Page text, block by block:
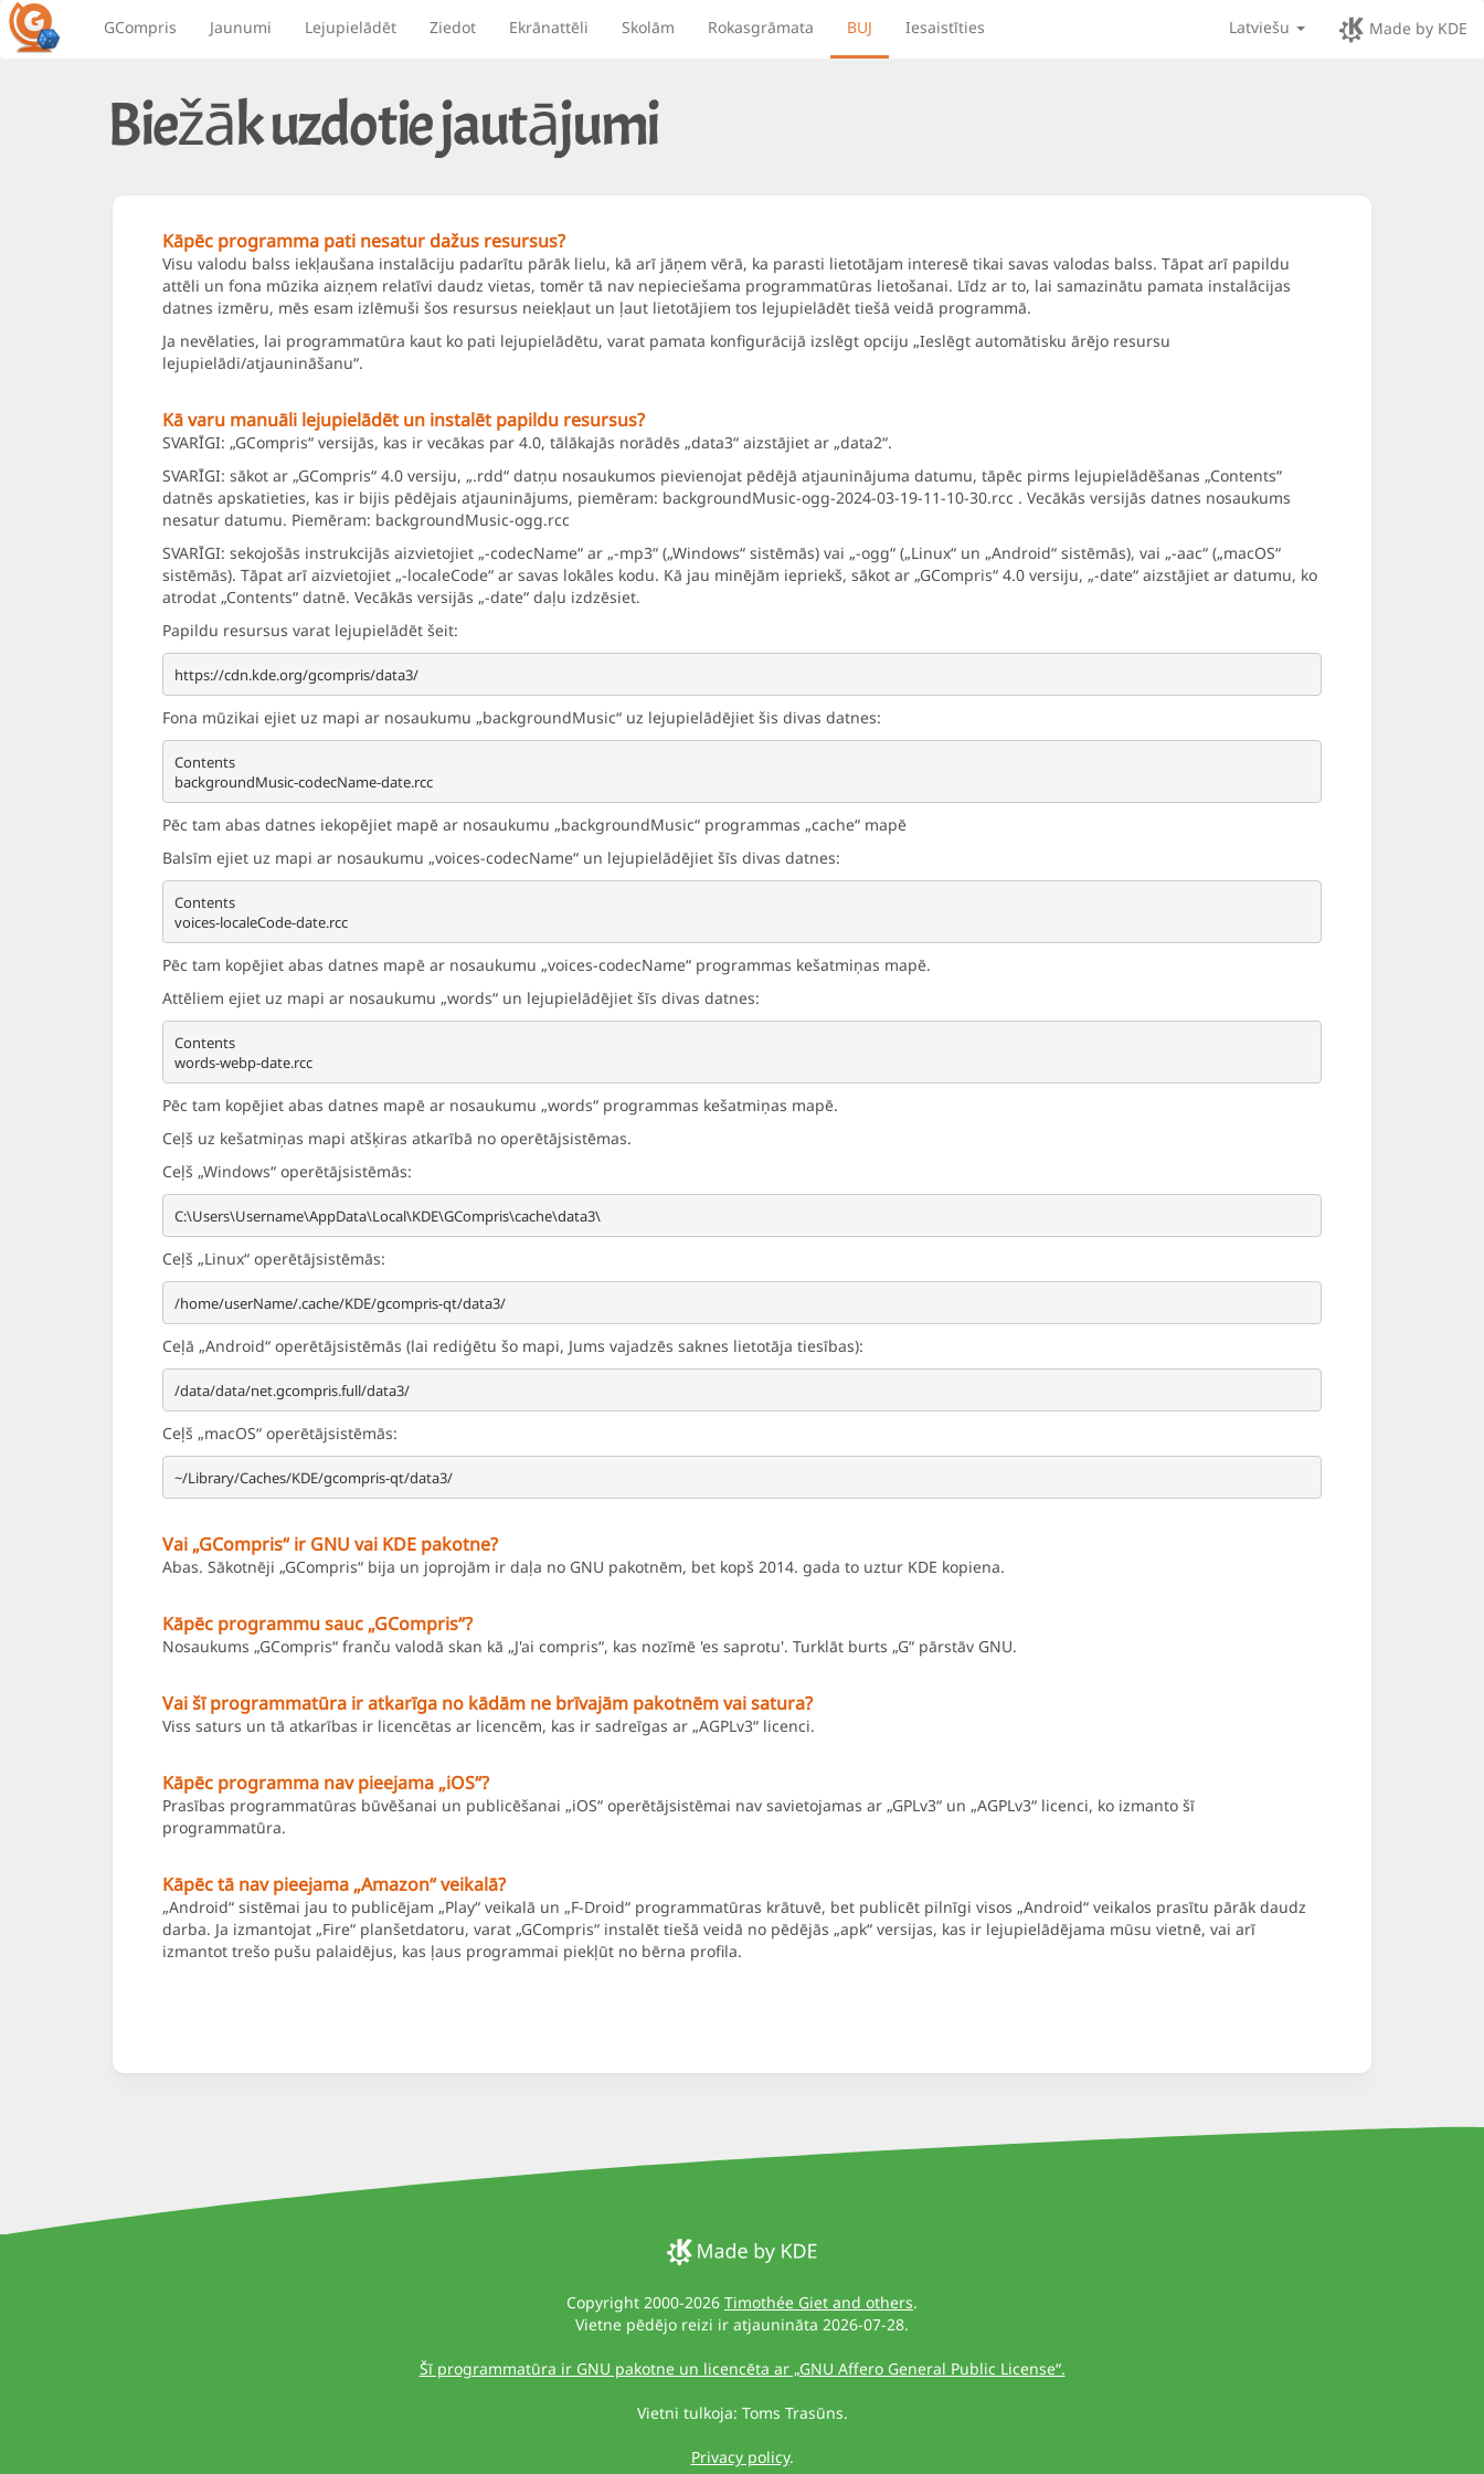
GCompris Jaunumi Lejupielādēt Ziedot Ekrānattēli Skolām Rokasgrāmata BUJ Iesaistīties Latviešu Made by KDE
Biežāk uzdotie jautājumi
Kāpēc programma pati nesatur dažus resursus?
Visu valodu balss iekļaušana instalāciju padarītu pārāk lielu, kā arī jāņem vērā, ka parasti lietotājam interesē tikai savas valodas balss. Tāpat arī papildu
attēli un fona mūzika aizņem relatīvi daudz vietas, tomēr tā nav nepieciešama programmatūras lietošanai. Līdz ar to, lai samazinātu pamata instalācijas
datnes izmēru, mēs esam izlēmuši šos resursus neiekļaut un ļaut lietotājiem tos lejupielādēt tiešā veidā programmā.
Ja nevēlaties, lai programmatūra kaut ko pati lejupielādētu, varat pamata konfigurācijā izslēgt opciju „Ieslēgt automātisku ārējo resursu
lejupielādi/atjaunināšanu“.
Kā varu manuāli lejupielādēt un instalēt papildu resursus?
SVARĪGI: „GCompris“ versijās, kas ir vecākas par 4.0, tālākajās norādēs „data3“ aizstājiet ar „data2“.
SVARĪGI: sākot ar „GCompris“ 4.0 versiju, „.rdd“ datņu nosaukumos pievienojat pēdējā atjauninājuma datumu, tāpēc pirms lejupielādēšanas „Contents“
datnēs apskatieties, kas ir bijis pēdējais atjauninājums, piemēram: backgroundMusic-ogg-2024-03-19-11-10-30.rcc . Vecākās versijās datnes nosaukums
nesatur datumu. Piemēram: backgroundMusic-ogg.rcc
SVARĪGI: sekojošās instrukcijās aizvietojiet „-codecName“ ar „-mp3“ („Windows“ sistēmās) vai „-ogg“ („Linux“ un „Android“ sistēmās), vai „-aac“ („macOS“
sistēmās). Tāpat arī aizvietojiet „-localeCode“ ar savas lokāles kodu. Kā jau minējām iepriekš, sākot ar „GCompris“ 4.0 versiju, „-date“ aizstājiet ar datumu, ko
atrodat „Contents“ datnē. Vecākās versijās „-date“ daļu izdzēsiet.
Papildu resursus varat lejupielādēt šeit:
https://cdn.kde.org/gcompris/data3/
Fona mūzikai ejiet uz mapi ar nosaukumu „backgroundMusic“ uz lejupielādējiet šis divas datnes:
Contents
backgroundMusic-codecName-date.rcc
Pēc tam abas datnes iekopējiet mapē ar nosaukumu „backgroundMusic“ programmas „cache“ mapē
Balsīm ejiet uz mapi ar nosaukumu „voices-codecName“ un lejupielādējiet šīs divas datnes:
Contents
voices-localeCode-date.rcc
Pēc tam kopējiet abas datnes mapē ar nosaukumu „voices-codecName“ programmas kešatmiņas mapē.
Attēliem ejiet uz mapi ar nosaukumu „words“ un lejupielādējiet šīs divas datnes:
Contents
words-webp-date.rcc
Pēc tam kopējiet abas datnes mapē ar nosaukumu „words“ programmas kešatmiņas mapē.
Ceļš uz kešatmiņas mapi atšķiras atkarībā no operētājsistēmas.
Ceļš „Windows“ operētājsistēmās:
C:\Users\Username\AppData\Local\KDE\GCompris\cache\data3\
Ceļš „Linux“ operētājsistēmās:
/home/userName/.cache/KDE/gcompris-qt/data3/
Ceļā „Android“ operētājsistēmās (lai rediģētu šo mapi, Jums vajadzēs saknes lietotāja tiesības):
/data/data/net.gcompris.full/data3/
Ceļš „macOS“ operētājsistēmās:
~/Library/Caches/KDE/gcompris-qt/data3/
Vai „GCompris“ ir GNU vai KDE pakotne?
Abas. Sākotnēji „GCompris“ bija un joprojām ir daļa no GNU pakotnēm, bet kopš 2014. gada to uztur KDE kopiena.
Kāpēc programmu sauc „GCompris“?
Nosaukums „GCompris“ franču valodā skan kā „J'ai compris“, kas nozīmē 'es saprotu'. Turklāt burts „G“ pārstāv GNU.
Vai šī programmatūra ir atkarīga no kādām ne brīvajām pakotnēm vai satura?
Viss saturs un tā atkarības ir licencētas ar licencēm, kas ir sadreīgas ar „AGPLv3“ licenci.
Kāpēc programma nav pieejama „iOS“?
Prasības programmatūras būvēšanai un publicēšanai „iOS“ operētājsistēmai nav savietojamas ar „GPLv3“ un „AGPLv3“ licenci, ko izmanto šī
programmatūra.
Kāpēc tā nav pieejama „Amazon“ veikalā?
„Android“ sistēmai jau to publicējam „Play“ veikalā un „F-Droid“ programmatūras krātuvē, bet publicēt pilnīgi visos „Android“ veikalos prasītu pārāk daudz
darba. Ja izmantojat „Fire“ planšetdatoru, varat „GCompris“ instalēt tiešā veidā no pēdējās „apk“ versijas, kas ir lejupielādējama mūsu vietnē, vai arī
izmantot trešo pušu palaidējus, kas ļaus programmai piekļūt no bērna profila.
Copyright 2000-2026 Timothée Giet and others.
Vietne pēdējo reizi ir atjaunināta 2026-07-28.
Šī programmatūra ir GNU pakotne un licencēta ar „GNU Affero General Public License“.
Vietni tulkoja: Toms Trasūns.
Privacy policy.